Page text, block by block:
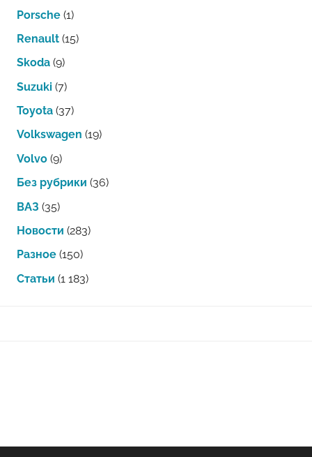
Porsche (1)
Renault (15)
Skoda (9)
Suzuki (7)
Toyota (37)
Volkswagen (19)
Volvo (9)
Без рубрики (36)
ВАЗ (35)
Новости (283)
Разное (150)
Статьи (1 183)